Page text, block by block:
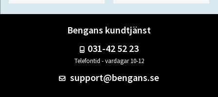
Bengans kundtjänst
031-42 52 23
Telefontid - vardagar 10-12
support@bengans.se